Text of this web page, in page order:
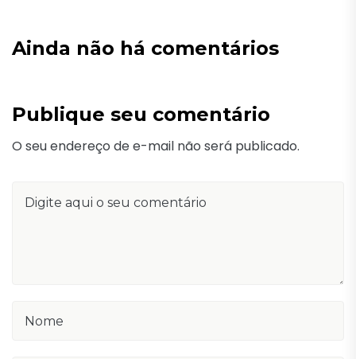
Ainda não há comentários
Publique seu comentário
O seu endereço de e-mail não será publicado.